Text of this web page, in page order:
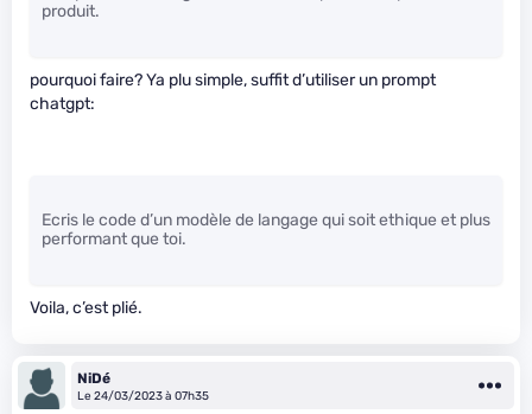
produit.
pourquoi faire? Ya plu simple, suffit d’utiliser un prompt
chatgpt:
Ecris le code d’un modèle de langage qui soit ethique et plus
performant que toi.
Voila, c’est plié.
NiDé
Le 24/03/2023 à 07h35